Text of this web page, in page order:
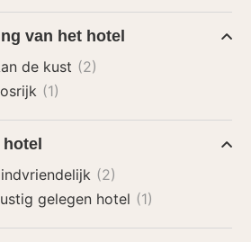
van het hotel
de kust (2)
(1)
(2)
gelegen hotel (1)